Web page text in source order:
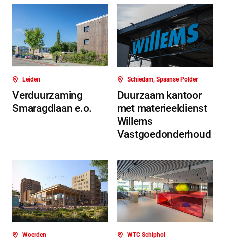
Leiden
Verduurzaming
Smaragdlaan e.o.
Schiedam, Spaanse Polder
Duurzaam kantoor
met materieeldienst
Willems
Vastgoedonderhoud
Woerden WTC Schiphol